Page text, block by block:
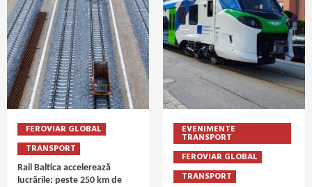
FEROVIAR GLOBAL
TRANSPORT
Rail Baltica accelerează
lucrările: peste 250 km de
EVENIMENTE
TRANSPORT
FEROVIAR GLOBAL
TRANSPORT